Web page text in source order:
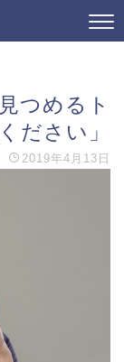
つめるト
ださい」
2019年4月13日